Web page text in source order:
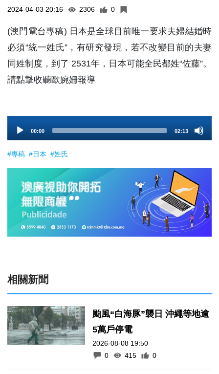
2024-04-03 20:16 2306 0
(澳門電台專稿) 日本是全球目前唯一要求夫婦結婚時
必須“統一姓氏”，有研究發現，若不改變目前的夫妻
同姓制度，到了 2531年，日本可能全民都姓“佐藤”。
請點撃收聽歐婉姍報導
Player
00:00 02:13
#專稿 #日本 #姓氏
相關新聞
颱風“白海豚”襲日 沖繩等地逾
5萬戶停電
2026-08-08 19:50
0
415 0